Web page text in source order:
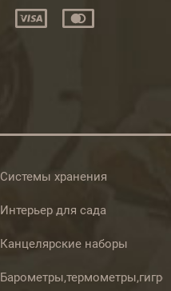
Системы хранения
Интерьер для сада
Канцелярские наборы